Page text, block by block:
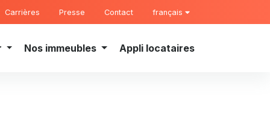
Carrières Presse Contact français
Nos immeubles Appli locataires